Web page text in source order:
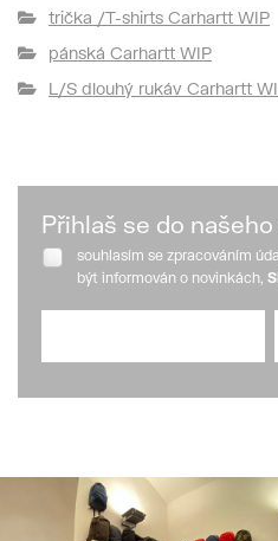
trička /T-shirts Carhartt WIP
pánská Carhartt WIP
L/S dlouhý rukáv Carhartt
Přihlaš se do
souhlasím se zpracováním
být informován o novinkách,